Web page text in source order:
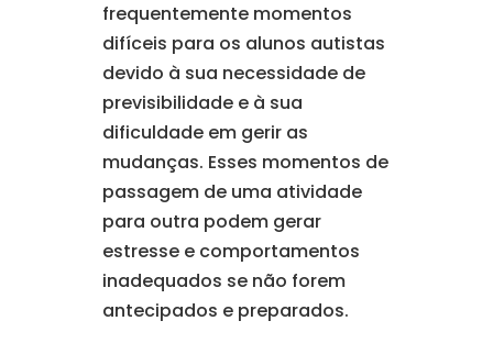
frequentemente momentos
difíceis para os alunos autistas
devido à sua necessidade de
previsibilidade e à sua
dificuldade em gerir as
mudanças. Esses momentos de
passagem de uma atividade
para outra podem gerar
estresse e comportamentos
inadequados se não forem
antecipados e preparados.